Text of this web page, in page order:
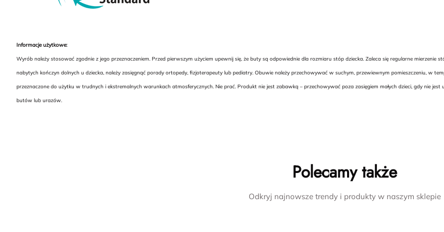
Informacje użytkowe:
Wyrób należy stosować zgodnie z jego przeznaczeniem. Przed pierwszym użyciem upewnij się, że buty są odpowiednie dla rozmiaru stóp dziecka. Zaleca się regularne
nabytych kończyn dolnych u dziecka, należy zasięgnąć porady ortopedy, fizjoterapeuty lub pediatry. Obuwie należy przechowywać w suchym, przewiewnym pomieszczeniu, w
przeznaczone do użytku w trudnych i ekstremalnych warunkach atmosferycznych. Nie prać. Produkt nie jest zabawką – przechowywać poza zasięgiem małych dzieci, gdy nie
butów lub urazów.
Polecamy także
Odkryj najnowsze trendy i produkty w naszym sklepie